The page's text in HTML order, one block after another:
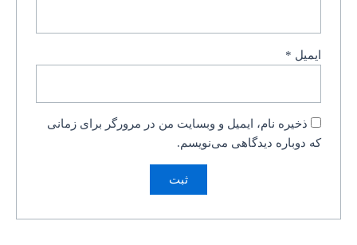
ایمیل *
ذخیره نام، ایمیل و وبسایت من در مرورگر برای زمانی
که دوباره دیدگاهی می‌نویسم.